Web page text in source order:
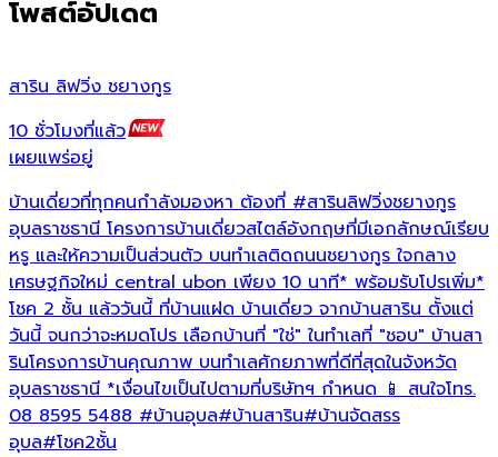
โพสต์อัปเดต
สาริน ลิฟวิ่ง ชยางกูร
10 ชั่วโมงที่แล้ว
เผยแพร่อยู่
บ้านเดี่ยวที่ทุกคนกำลังมองหา ต้องที่ #สารินลิฟวิ่งชยางกูร
อุบลราชธานี โครงการบ้านเดี่ยวสไตล์อังกฤษที่มีเอกลักษณ์เรียบ
หรู และให้ความเป็นส่วนตัว บนทำเลติดถนนชยางกูร ใจกลาง
เศรษฐกิจใหม่ central ubon เพียง 10 นาที* พร้อมรับโปรเพิ่ม*
โชค 2 ชั้น แล้ววันนี้ ที่บ้านแฝด บ้านเดี่ยว จากบ้านสาริน ตั้งแต่
วันนี้ จนกว่าจะหมดโปร เลือกบ้านที่ "ใช่" ในทำเลที่ "ชอบ" บ้านสา
รินโครงการบ้านคุณภาพ บนทำเลศักยภาพที่ดีที่สุดในจังหวัด
อุบลราชธานี *เงื่อนไขเป็นไปตามที่บริษัทฯ กำหนด 📱 สนใจโทร.
08 8595 5488 #บ้านอุบล#บ้านสาริน#บ้านจัดสรร
อุบล#โชค2ชั้น